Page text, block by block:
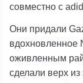
совместно с
Они придали
вдохновленное
оживленным
сделали верх